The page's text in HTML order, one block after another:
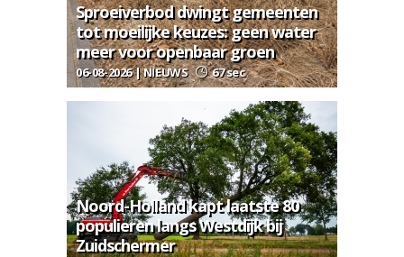
Sproeiverbod dwingt gemeenten
tot moeilijke keuzes: geen water
meer voor openbaar groen
06-08-2026 | NIEUWS 67 sec
Noord-Holland kapt laatste 80
populieren langs Westdijk bij
Zuidschermer